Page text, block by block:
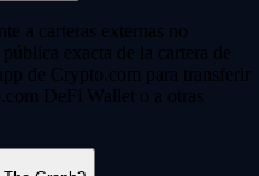
a carteras externas no
exacta de la cartera de
de Crypto.com para transferir
DeFi Wallet o a otras